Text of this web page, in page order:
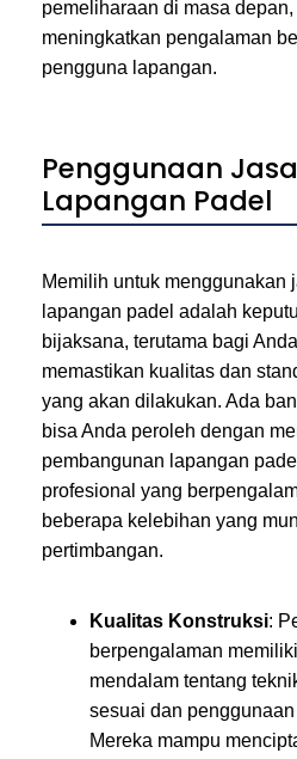
pemeliharaan di masa
meningkatkan pengalaman
pengguna lapangan.
Penggunaan
Lapangan Padel
Memilih untuk menggunakan
lapangan padel adalah
bijaksana, terutama bagi
memastikan kualitas dan
yang akan dilakukan. Ada
bisa Anda peroleh dengan
pembangunan lapangan
profesional yang
beberapa kelebihan yang
pertimbangan.
Kualitas Konstruksi:
berpengalaman
mendalam tentang
sesuai dan
Mereka mampu